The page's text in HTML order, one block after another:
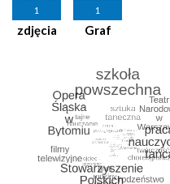
1
zdjęcia
1
Graf